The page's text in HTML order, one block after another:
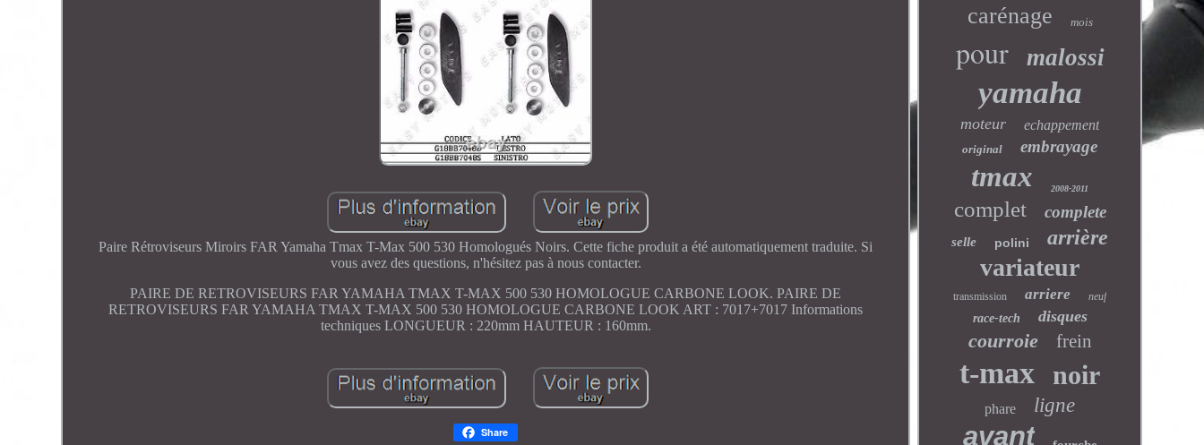
Paire Rétroviseurs Miroirs FAR Yamaha Tmax T-Max 500 530 Homologués Noirs. Cette fiche produit a été automatiquement traduite. Si
vous avez des questions, n'hésitez pas à nous contacter.
PAIRE DE RETROVISEURS FAR YAMAHA TMAX T-MAX 500 530 HOMOLOGUE CARBONE LOOK. PAIRE DE
RETROVISEURS FAR YAMAHA TMAX T-MAX 500 530 HOMOLOGUE CARBONE LOOK ART : 7017+7017 Informations
techniques LONGUEUR : 220mm HAUTEUR : 160mm.
Share
carénage mois
pour malossi
yamaha
moteur echappement
original embrayage
tmax 2008-2011
complet complete
selle polini arrière
variateur
transmission arriere neuf
race-tech disques
courroie frein
t-max noir
phare ligne
avant